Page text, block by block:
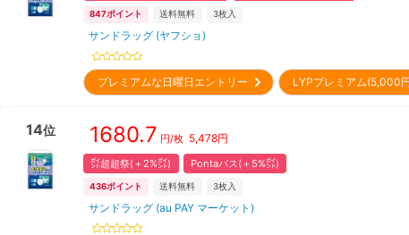
847ポイント 送料無料 3枚入
サンドラッグ (ヤフショ)
プレミアムな日曜日エントリー LYPプレミアム(5,000
14位 1680.7 円/枚 5,478円
㌽超超祭(＋2%㌽) Pontaパス(＋5%㌽)
436ポイント 送料無料 3枚入
サンドラッグ (au PAY マーケット)